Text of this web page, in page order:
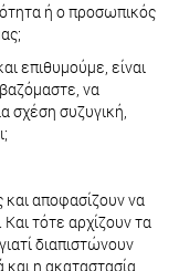
ή ο προσωπικός
επιθυμούμε, είναι
να
σχέση συζυγική,
αποφασίζουν να
τότε αρχίζουν τα
διαπιστώνουν
η ακαταστασία